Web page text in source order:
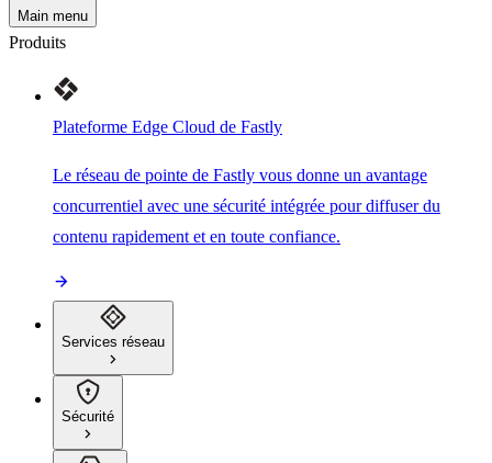
Main menu
Produits
Plateforme Edge Cloud de Fastly
Le réseau de pointe de Fastly vous donne un avantage
concurrentiel avec une sécurité intégrée pour diffuser du
contenu rapidement et en toute confiance.
Services réseau
Sécurité